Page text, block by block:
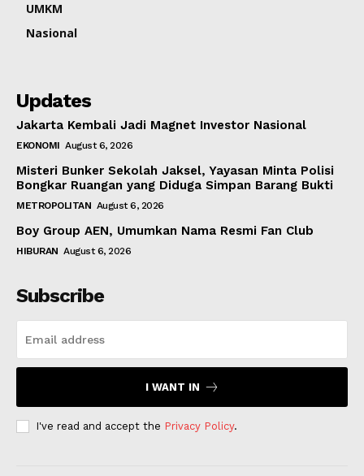
UMKM
Nasional
Updates
Jakarta Kembali Jadi Magnet Investor Nasional
EKONOMI August 6, 2026
Misteri Bunker Sekolah Jaksel, Yayasan Minta Polisi
Bongkar Ruangan yang Diduga Simpan Barang Bukti
METROPOLITAN August 6, 2026
Boy Group AEN, Umumkan Nama Resmi Fan Club
HIBURAN August 6, 2026
Subscribe
I WANT IN
I've read and accept the Privacy Policy.